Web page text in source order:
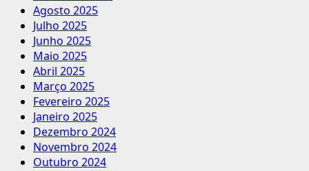
Agosto 2025
Julho 2025
Junho 2025
Maio 2025
Abril 2025
Março 2025
Fevereiro 2025
Janeiro 2025
Dezembro 2024
Novembro 2024
Outubro 2024